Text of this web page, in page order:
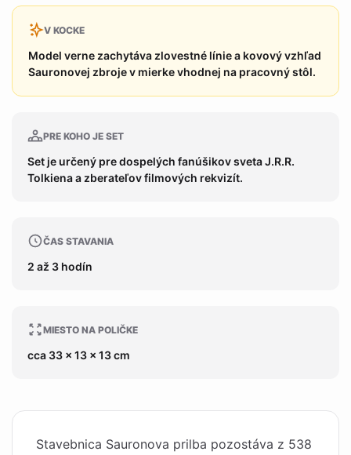
V KOCKE
Model verne zachytáva zlovestné línie a kovový vzhľad
Sauronovej zbroje v mierke vhodnej na pracovný stôl.
PRE KOHO JE SET
Set je určený pre dospelých fanúšikov sveta J.R.R.
Tolkiena a zberateľov filmových rekvizít.
ČAS STAVANIA
2 až 3 hodín
MIESTO NA POLIČKE
cca 33 x 13 x 13 cm
Stavebnica Sauronova prilba pozostáva z 538